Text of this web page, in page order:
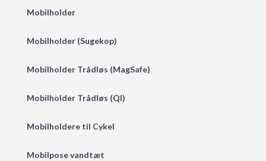
Mobilholder
Mobilholder (Sugekop)
Mobilholder Trådløs (MagSafe)
Mobilholder Trådløs (QI)
Mobilholdere til Cykel
Mobilpose vandtæt